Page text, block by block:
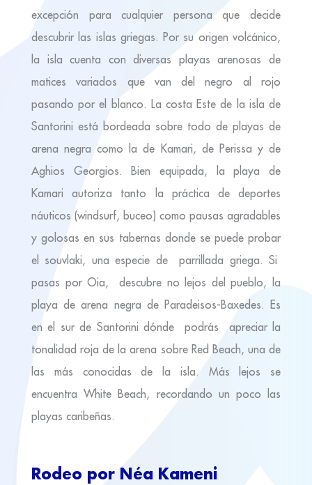
excepción para cualquier persona que decide
descubrir las islas griegas. Por su origen volcánico,
la isla cuenta con diversas playas arenosas de
matices variados que van del negro al rojo
pasando por el blanco. La costa Este de la isla de
Santorini está bordeada sobre todo de playas de
arena negra como la de Kamari, de Perissa y de
Aghios Georgios. Bien equipada, la playa de
Kamari autoriza tanto la práctica de deportes
náuticos (windsurf, buceo) como pausas agradables
y golosas en sus tabernas donde se puede probar
el souvlaki, una especie de parrillada griega. Si
pasas por Oia, descubre no lejos del pueblo, la
playa de arena negra de Paradeisos-Baxedes. Es
en el sur de Santorini dónde podrás apreciar la
tonalidad roja de la arena sobre Red Beach, una de
las más conocidas de la isla. Más lejos se
encuentra White Beach, recordando un poco las
playas caribeñas.
Rodeo por Néa Kameni